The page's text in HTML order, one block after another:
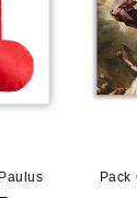
Pack